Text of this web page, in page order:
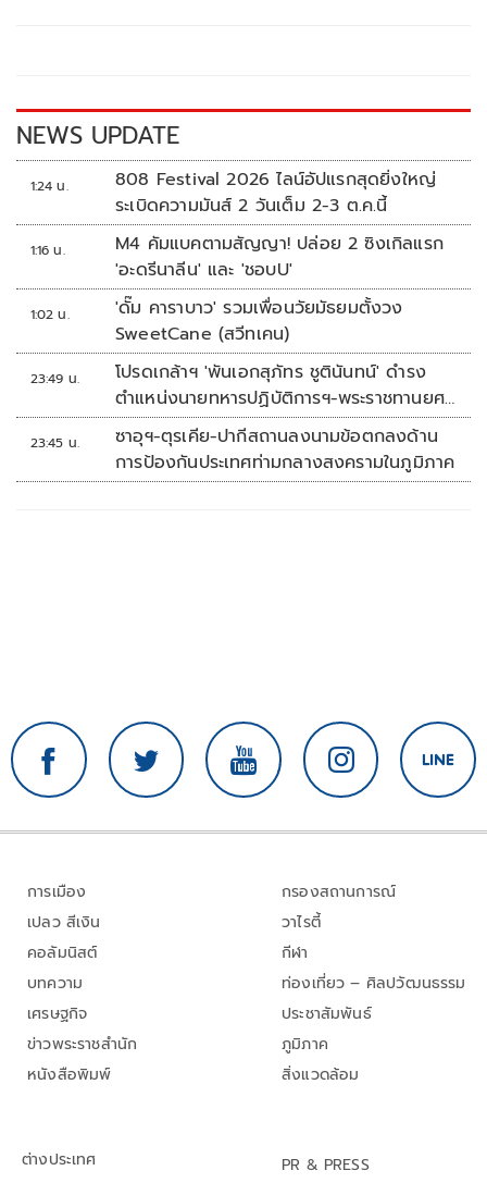
k k
NEWS UPDATE
1:24 น.
808 Festival 2026 ไลน์อัปแรกสุดยิ่งใหญ่
ระเบิดความมันส์ 2 วันเต็ม 2-3 ต.ค.นี้
1:16 น.
M4 คัมแบคตามสัญญา! ปล่อย 2 ซิงเกิลแรก
'อะดรีนาลีน' และ 'ชอบU'
1:02 น.
'ดั๊ม คาราบาว' รวมเพื่อนวัยมัธยมตั้งวง
SweetCane (สวีทเคน)
23:49 น.
โปรดเกล้าฯ 'พันเอกสุภัทร ชูตินันทน์' ดำรง
ตำแหน่งนายทหารปฏิบัติการฯ-พระราชทานยศ
'พลตรี'
23:45 น.
ซาอุฯ-ตุรเคีย-ปากีสถานลงนามข้อตกลงด้าน
การป้องกันประเทศท่ามกลางสงครามในภูมิภาค
การเมือง
เปลว สีเงิน
คอลัมนิสต์
บทความ
เศรษฐกิจ
ข่าวพระราชสำนัก
หนังสือพิมพ์
กรองสถานการณ์
วาไรตี้
กีฬา
ท่องเที่ยว – ศิลปวัฒนธรรม
ประชาสัมพันธ์
ภูมิภาค
สิ่งแวดล้อม
ต่างประเทศ
PR & PRESS